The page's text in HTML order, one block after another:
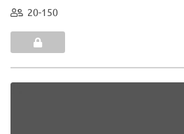
20-150